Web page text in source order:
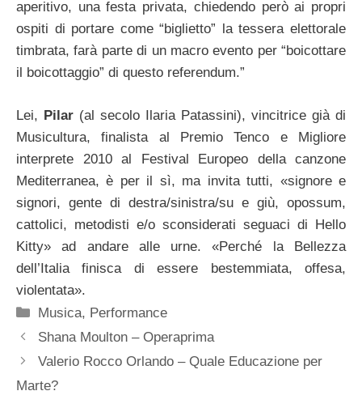
aperitivo, una festa privata, chiedendo però ai propri
ospiti di portare come “biglietto” la tessera elettorale
timbrata, farà parte di un macro evento per “boicottare
il boicottaggio” di questo referendum.”
Lei, Pilar (al secolo Ilaria Patassini), vincitrice già di
Musicultura, finalista al Premio Tenco e Migliore
interprete 2010 al Festival Europeo della canzone
Mediterranea, è per il sì, ma invita tutti, «signore e
signori, gente di destra/sinistra/su e giù, opossum,
cattolici, metodisti e/o sconsiderati seguaci di Hello
Kitty» ad andare alle urne. «Perché la Bellezza
dell’Italia finisca di essere bestemmiata, offesa,
violentata».
Categorie
Musica, Performance
Shana Moulton – Operaprima
Valerio Rocco Orlando – Quale Educazione per
Marte?